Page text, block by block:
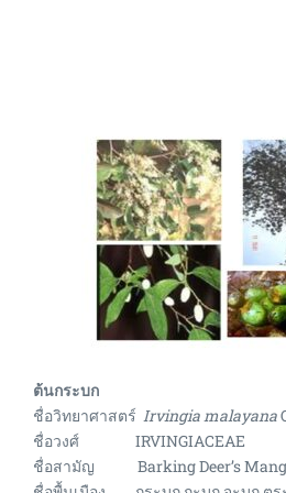
ต้นกระบก
ชื่อวิทยาศาสตร์ Irvingia malayana
ชื่อวงศ์ IRVINGIACEAE
ชื่อสามัญ Barking Deer’s